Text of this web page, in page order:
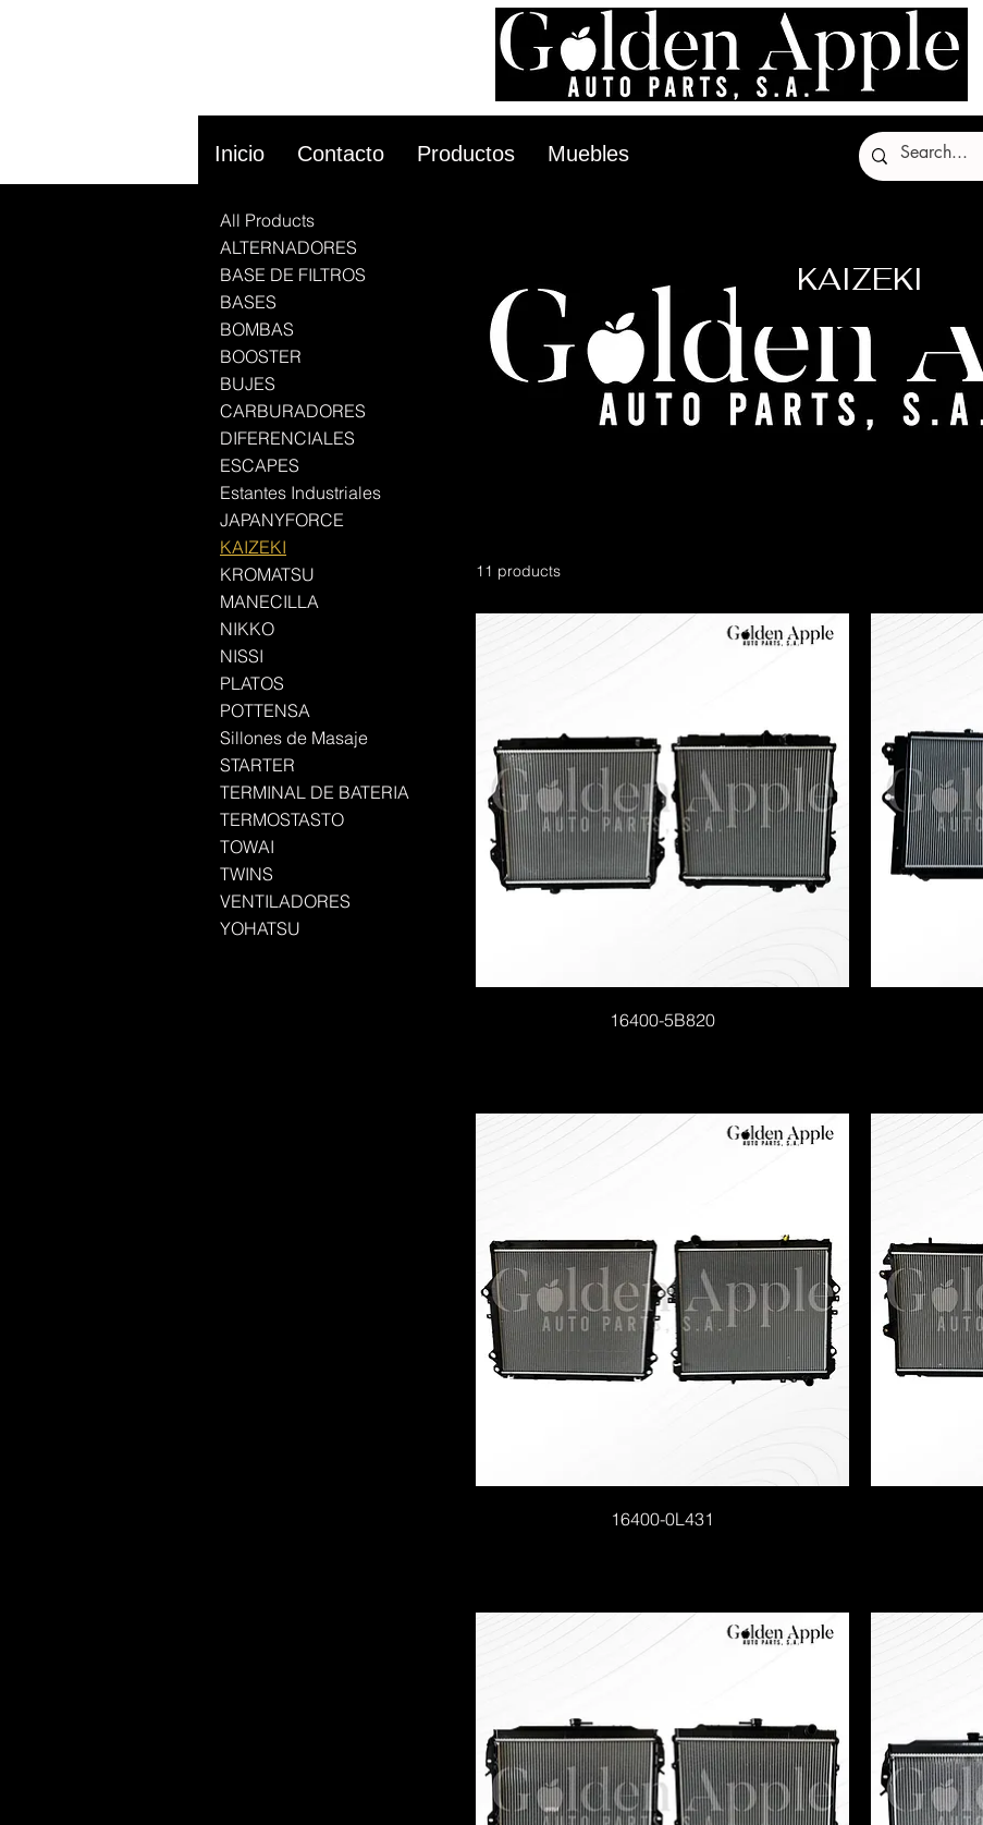
Inicio Contacto Productos Muebles
All Products
ALTERNADORES
BASE DE FILTROS
BASES
BOMBAS
BOOSTER
BUJES
CARBURADORES
DIFERENCIALES
ESCAPES
Estantes Industriales
JAPANYFORCE
KAIZEKI
KROMATSU
MANECILLA
NIKKO
NISSI
PLATOS
POTTENSA
Sillones de Masaje
STARTER
TERMINAL DE BATERIA
TERMOSTASTO
TOWAI
TWINS
VENTILADORES
YOHATSU
KAIZEKI
11 products
16400-5B820
16400-0L431